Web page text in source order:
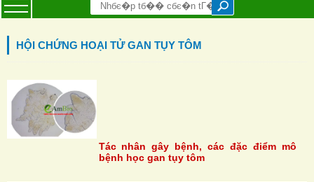
HỘI CHỨNG HOẠI TỬ GAN TỤY TÔM
Tác nhân gây bệnh, các đặc điểm mô
bệnh học gan tụy tôm